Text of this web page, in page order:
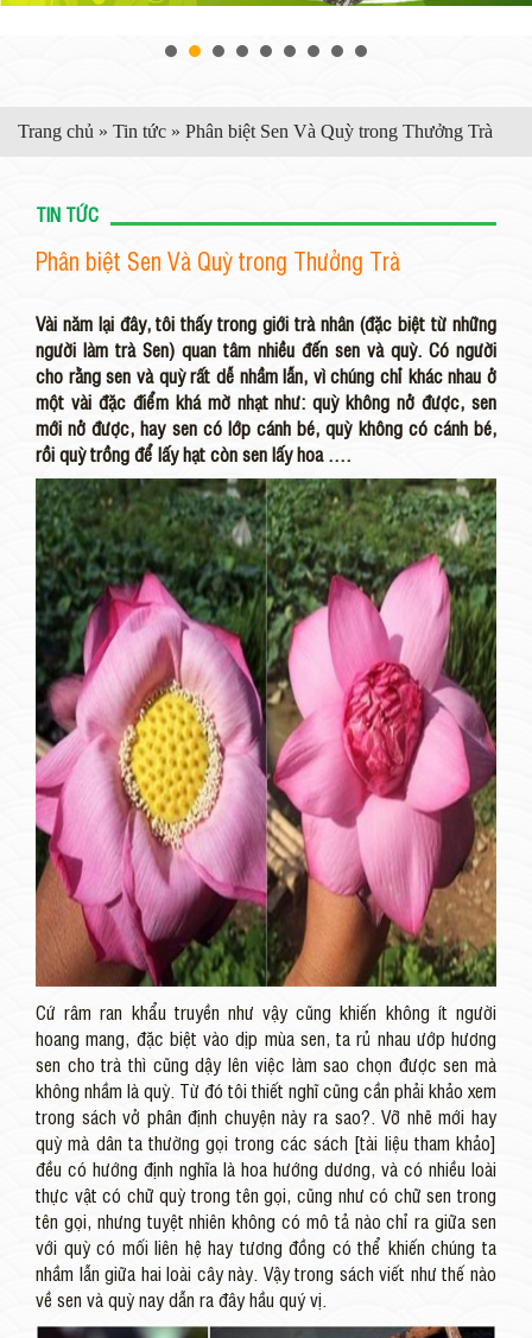
Trang chủ » Tin tức » Phân biệt Sen Và Quỳ trong Thưởng Trà
TIN TỨC
Phân biệt Sen Và Quỳ trong Thưởng Trà
Vài năm lại đây, tôi thấy trong giới trà nhân (đặc biệt từ những
người làm trà Sen) quan tâm nhiều đến sen và quỳ. Có người
cho rằng sen và quỳ rất dễ nhầm lẫn, vì chúng chỉ khác nhau ở
một vài đặc điểm khá mờ nhạt như: quỳ không nở được, sen
mới nở được, hay sen có lớp cánh bé, quỳ không có cánh bé,
rồi quỳ trồng để lấy hạt còn sen lấy hoa ….
Cứ râm ran khẩu truyền như vậy cũng khiến không ít người
hoang mang, đặc biệt vào dịp mùa sen, ta rủ nhau ướp hương
sen cho trà thì cũng dậy lên việc làm sao chọn được sen mà
không nhầm là quỳ. Từ đó tôi thiết nghĩ cũng cần phải khảo xem
trong sách vở phân định chuyện này ra sao?. Vỡ nhẽ mới hay
quỳ mà dân ta thường gọi trong các sách [tài liệu tham khảo]
đều có hướng định nghĩa là hoa hướng dương, và có nhiều loài
thực vật có chữ quỳ trong tên gọi, cũng như có chữ sen trong
tên gọi, nhưng tuyệt nhiên không có mô tả nào chỉ ra giữa sen
với quỳ có mối liên hệ hay tương đồng có thể khiến chúng ta
nhầm lẫn giữa hai loài cây này. Vậy trong sách viết như thế nào
về sen và quỳ nay dẫn ra đây hầu quý vị.